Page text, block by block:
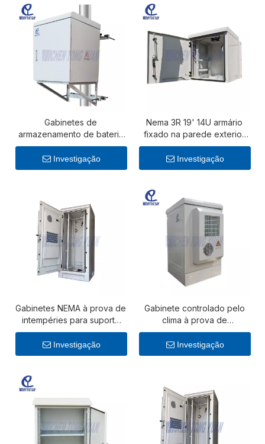
Gabinetes de
armazenamento de bateria
solar externa IP65 e NEMA
4 | Soluções de energia à
prova de intempéries
Investigação
Nema 3R 19' 14U armário
fixado na parede exterior
impermeável das
telecomunicações
Investigação
Gabinetes NEMA à prova de
intempéries para suporte
de piso externo 42U para
venda
Investigação
Gabinete controlado pelo
clima à prova de
intempéries NEMA 3R, 4 e
4X 16U
Investigação